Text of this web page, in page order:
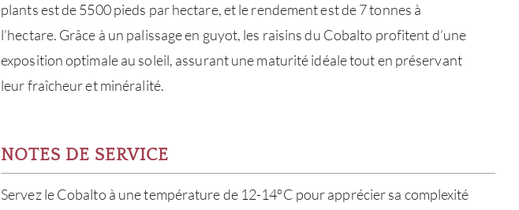
plants est de 5500 pieds par hectare, et le rendement est de 7 tonnes à
l’hectare. Grâce à un palissage en guyot, les raisins du Cobalto profitent d’une
exposition optimale au soleil, assurant une maturité idéale tout en préservant
leur fraîcheur et minéralité.
NOTES DE SERVICE
Servez le Cobalto à une température de 12-14°C pour apprécier sa complexité